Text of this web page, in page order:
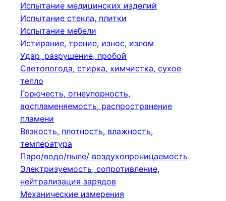
Испытание медицинских изделий
Испытание стекла, плитки
Испытание мебели
Истирание, трение, износ, излом
Удар, разрушение, пробой
Светопогода, стирка, химчистка, сухое
тепло
Горючесть, огнеупорность,
воспламеняемость, распространение
пламени
Вязкость, плотность, влажность,
температура
Паро/водо/пыле/ воздухопроницаемость
Электризуемость, сопротивление,
нейтрализация зарядов
Механические измерения